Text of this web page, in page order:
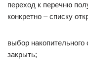
переход к перечню
конкретно – списку
выбор накопительного
закрыть;